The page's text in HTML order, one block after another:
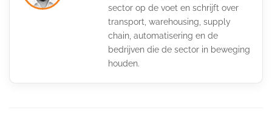
sector op de voet en schrijft over
transport, warehousing, supply
chain, automatisering en de
bedrijven die de sector in beweging
houden.